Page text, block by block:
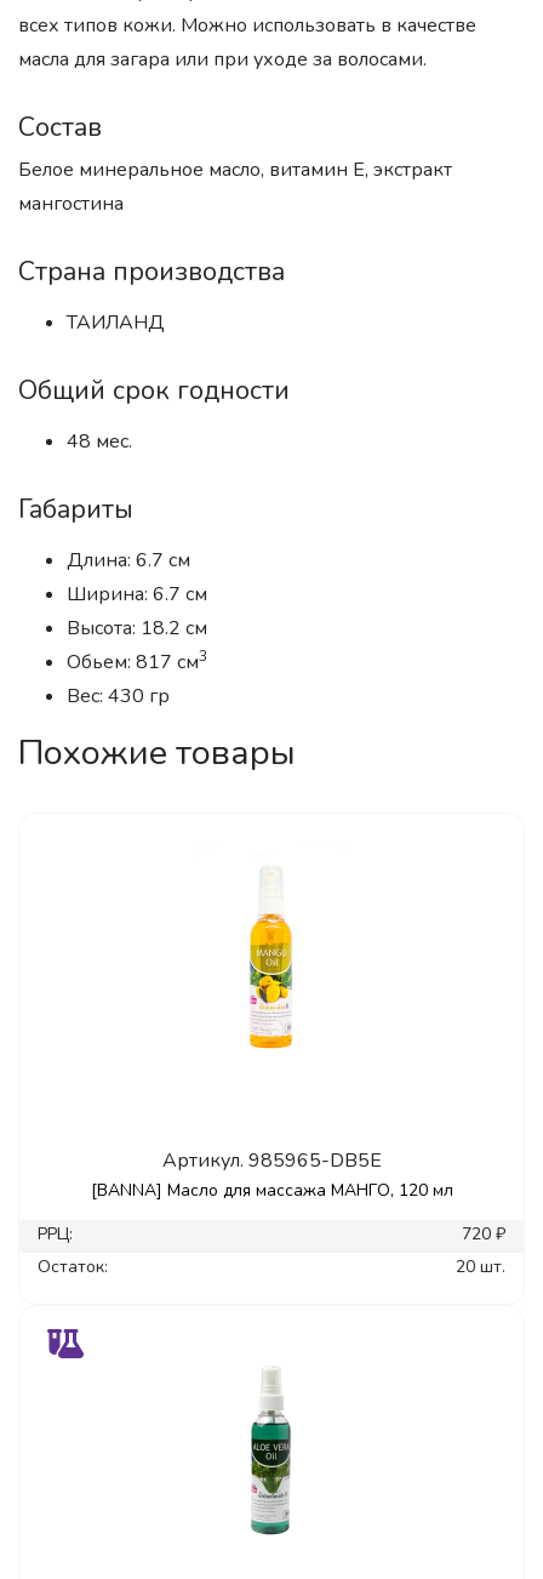
всех типов кожи. Можно использовать в качестве
масла для загара или при уходе за волосами.
Состав
Белое минеральное масло, витамин Е, экстракт
мангостина
Страна производства
ТАИЛАНД
Общий срок годности
48 мес.
Габариты
Длина: 6.7 см
Ширина: 6.7 см
Высота: 18.2 см
Обьем: 817 см3
Вес: 430 гр
Похожие товары
Артикул. 985965-DB5E
[BANNA] Масло для массажа МАНГО, 120 мл
РРЦ:
720 ₽
Остаток:
20 шт.